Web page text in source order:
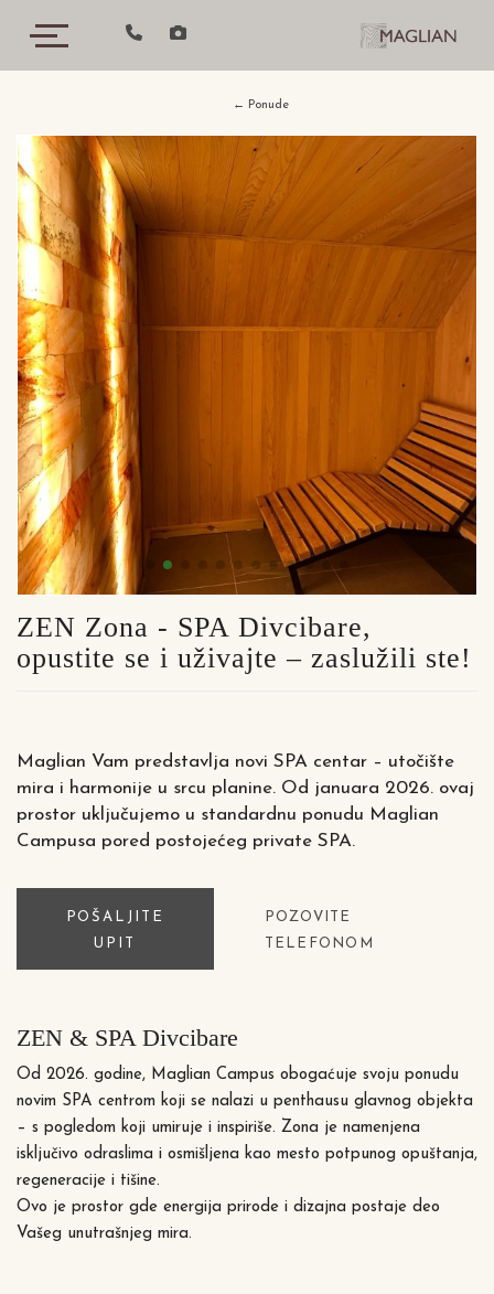
← Ponude
ZEN Zona - SPA Divcibare,
opustite se i uživajte – zaslužili ste!
Maglian Vam predstavlja novi SPA centar – utočište
mira i harmonije u srcu planine. Od januara 2026. ovaj
prostor uključujemo u standardnu ponudu Maglian
Campusa pored postojećeg private SPA.
POŠALJITE
UPIT
POZOVITE
TELEFONOM
ZEN & SPA Divcibare
Od 2026. godine, Maglian Campus obogaćuje svoju ponudu
novim SPA centrom koji se nalazi u penthausu glavnog objekta
– s pogledom koji umiruje i inspiriše. Zona je namenjena
isključivo odraslima i osmišljena kao mesto potpunog opuštanja,
regeneracije i tišine.
Ovo je prostor gde energija prirode i dizajna postaje deo
Vašeg unutrašnjeg mira.